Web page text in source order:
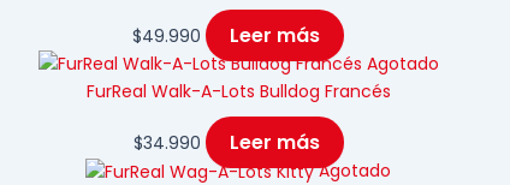
$49.990 Leer más
Agotado
FurReal Walk-A-Lots Bulldog Francés
$34.990 Leer más
Agotado